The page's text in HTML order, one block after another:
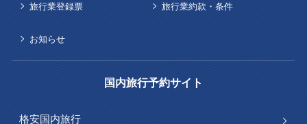
旅行業登録票 旅行業約款・条件
お知らせ
国内旅行予約サイト
格安国内旅行